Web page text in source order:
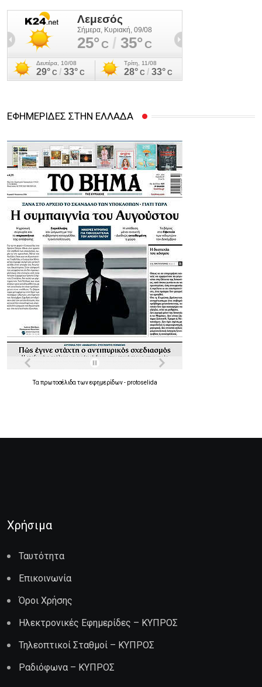
ΕΦΗΜΕΡΙΔΕΣ ΣΤΗΝ ΕΛΛΑΔΑ
Τα πρωτοσέλιδα τωνεφημερίδων- protoselida
Χρήσιμα
Ταυτότητα
Επικοινωνία
Όροι Χρήσης
Ηλεκτρονικές Εφημερίδες – ΚΥΠΡΟΣ
Τηλεοπτικοί Σταθμοί – ΚΥΠΡΟΣ
Ραδιόφωνα – ΚΥΠΡΟΣ